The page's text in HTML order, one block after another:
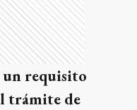
un requisito
trámite de